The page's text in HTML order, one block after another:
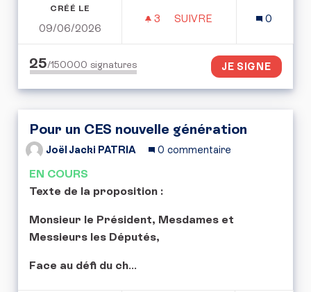
CRÉÉ LE
09/06/2026
3 3 ABONNÉS
SUIVRE
0
25/150000 signatures JE SIGNE
Pour un CES nouvelle génération
Joël Jacki PATRIA 0 commentaire
EN COURS
Texte de la proposition :
Monsieur le Président, Mesdames et
Messieurs les Députés,
Face au défi du ch...